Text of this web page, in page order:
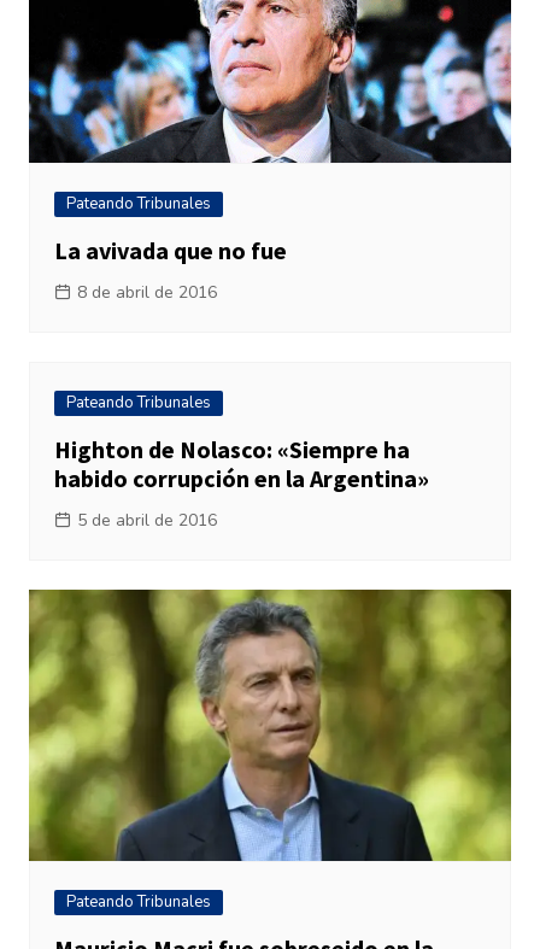
Pateando Tribunales
La avivada que no fue
8 de abril de 2016
Pateando Tribunales
Highton de Nolasco: «Siempre ha
habido corrupción en la Argentina»
5 de abril de 2016
Pateando Tribunales